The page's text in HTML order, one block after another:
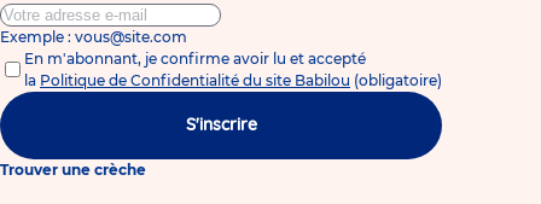
Exemple : vous@site.com
En m'abonnant, je confirme avoir lu et accepté
la Politique de Confidentialité du site Babilou (obligatoire)
S'inscrire
Trouver une crèche